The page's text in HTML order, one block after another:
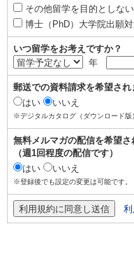
その他留学を目的としな
博士（PhD）大学院出願
いつ留学をお考えですか？
年
郵送での資料請求を希望され
はい
いいえ
※デジタルカタログ（ダウンロード版
無料メルマガの配信を希望さ
（週1回程度の配信です）
はい
いいえ
※登録後でも設定の変更は可能です。